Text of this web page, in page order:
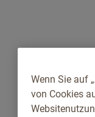
Wenn Sie auf
von Cookies